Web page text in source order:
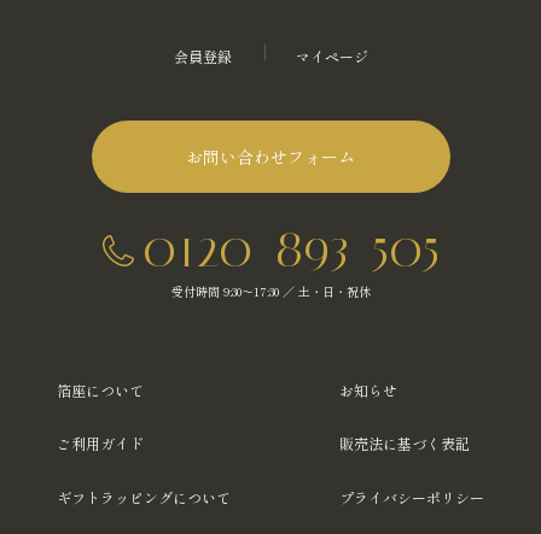
会員登録 マイページ
お問い合わせフォーム
0120-893-505
受付時間 9:30～17:30 ／ 土・日・祝休
箔座について
ご利用ガイド
ギフトラッピングについて
お知らせ
販売法に基づく表記
プライバシーポリシー